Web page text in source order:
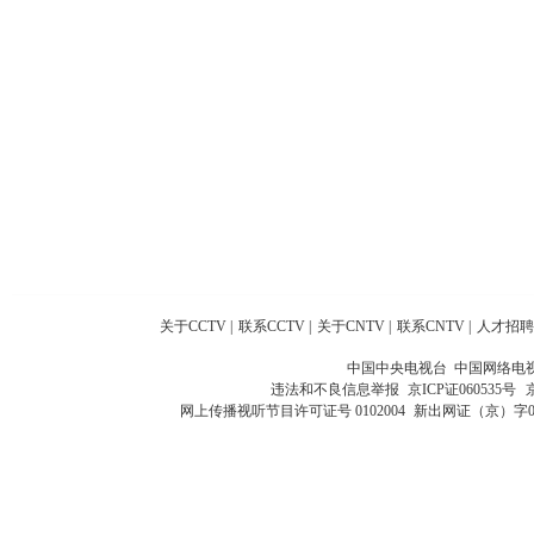
关于CCTV 联系CCTV 关于CNTV 联系CNTV 人才招聘
中国中央电视台 中国网络电
违法和不良信息举报 京ICP证060535号
网上传播视听节目许可证号 0102004 新出网证（京）